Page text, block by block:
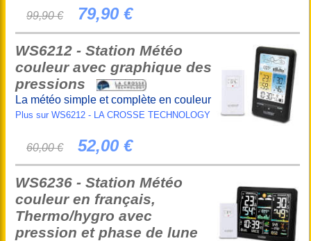
99,90 € 79,90 €
WS6212 - Station Météo
couleur avec graphique des
pressions
La météo simple et complète en couleur
Plus sur WS6212 - LA CROSSE TECHNOLOGY
60,00 € 52,00 €
WS6236 - Station Météo
couleur en français,
Thermo/hygro avec
pression et phase de lune